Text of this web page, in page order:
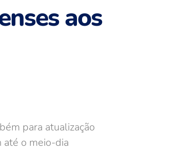
aos
para atualização
até o meio-dia